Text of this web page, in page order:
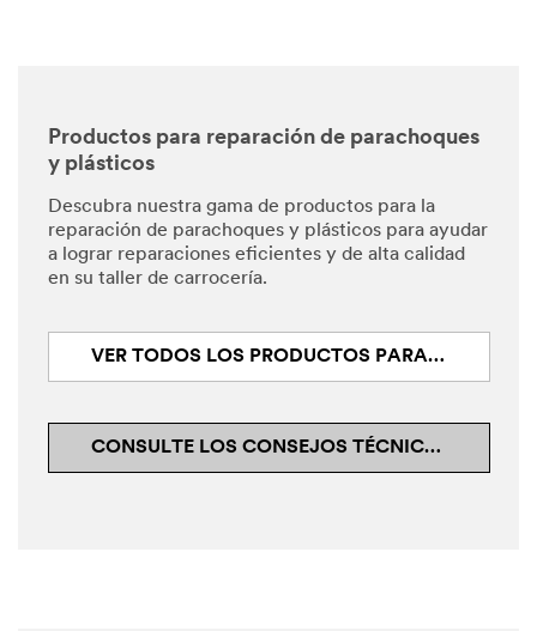
Productos para reparación de parachoques
y plásticos
Descubra nuestra gama de productos para la
reparación de parachoques y plásticos para ayudar
a lograr reparaciones eficientes y de alta calidad
en su taller de carrocería.
VER TODOS LOS PRODUCTOS PARA REPARACIÓN DE PLÁSTICOS
CONSULTE LOS CONSEJOS TÉCNICOS